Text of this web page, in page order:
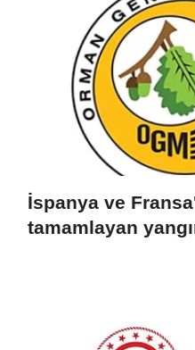
İspanya ve
tamamlayan